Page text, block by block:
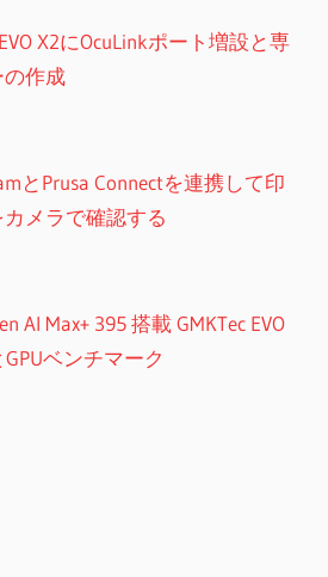
X2にOcuLinkポート増設と専
の作成
とPrusa Connectを連携して印
メラで確認する
AI Max+ 395 搭載 GMKTec EVO
GPUベンチマーク